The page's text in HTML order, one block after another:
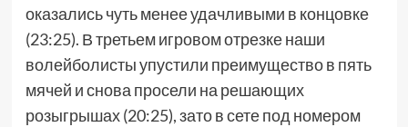
оказались чуть менее удачливыми в концовке
(23:25). В третьем игровом отрезке наши
волейболисты упустили преимущество в пять
мячей и снова просели на решающих
розыгрышах (20:25), зато в сете под номером